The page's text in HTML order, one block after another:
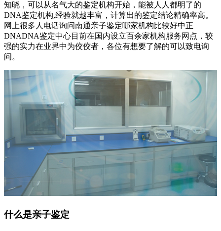
知晓，可以从名气大的鉴定机构开始，能被人人都明了的
DNA鉴定机构,经验就越丰富，计算出的鉴定结论精确率高。
网上很多人电话询问南通亲子鉴定哪家机构比较好中正
DNADNA鉴定中心目前在国内设立百余家机构服务网点，较
强的实力在业界中为佼佼者，各位有想要了解的可以致电询
问。
什么是亲子鉴定